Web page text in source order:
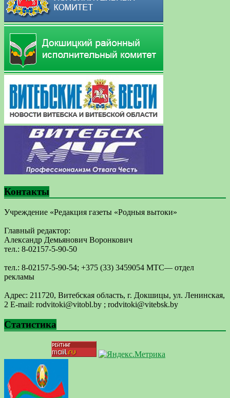
Контакты
Учреждение «Редакция газеты «Родныя вытоки»
Главный редактор:
Александр Демьянович Воронкович
тел.: 8-02157-5-90-50
тел.: 8-02157-5-90-54; +375 (33) 3459054 МТС— отдел
рекламы
Адрес: 211720, Витебская область, г. Докшицы, ул. Ленинская,
2 E-mail: ​rodvitoki@​​vitobl​.by ; rodvitoki@vitebsk.by
Статистика